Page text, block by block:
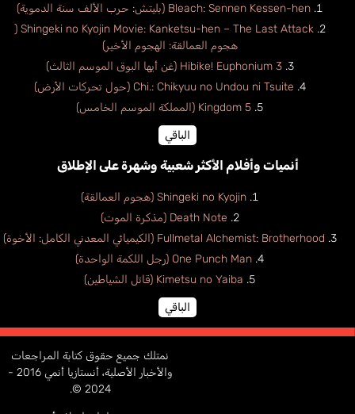
Bleach: Sennen Kessen-hen (بليتش: حرب الألف سنة الدموية)
Shingeki no Kyojin Movie: Kanketsu-hen – The Last Attack (
هجوم العمالقة: الهجوم الأخير)
Hibike! Euphonium 3 (غن أيها البوق الموسم الثالث)
Chi.: Chikyuu no Undou ni Tsuite (حول تحركات الأرض)
Kingdom 5 (المملكة الموسم الخامس)
الباقي
أنميات وأفلام الأكثر شعبية وشهرة على الإطلاق
Shingeki no Kyojin (هجوم العمالقة)
Death Note (مذكرة الموت)
Fullmetal Alchemist: Brotherhood (الكيميائي المعدني الكامل: الأخوة)
One Punch Man (رجل اللكمة الواحدة)
Kimetsu no Yaiba (قاتل الشياطين)
الباقي
نمتلك جميع حقوق كتابة المراجعات
والأخبار الأصلية، أنستازيا أنمي 2016 -
2024 ©.